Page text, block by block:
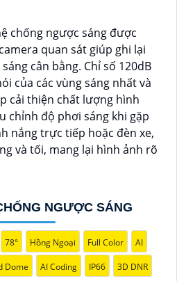
còn hỗ trợ quan sát rõ
yếu nhờ công nghệ
này giúp nâng cao hiệu quả
tốt hơn.
chống ngược sáng được
quan sát giúp ghi lại
cân bằng. Chỉ số 120dB
của các vùng sáng nhất và
cải thiện chất lượng hình
chỉnh độ phơi sáng khi gặp
nắng trực tiếp hoặc đèn xe,
và tối, mang lại hình ảnh rõ
NGƯỢC SÁNG
78° Hồng Ngoại Full Color AI
Dome AI Coding IP66 3D DNR